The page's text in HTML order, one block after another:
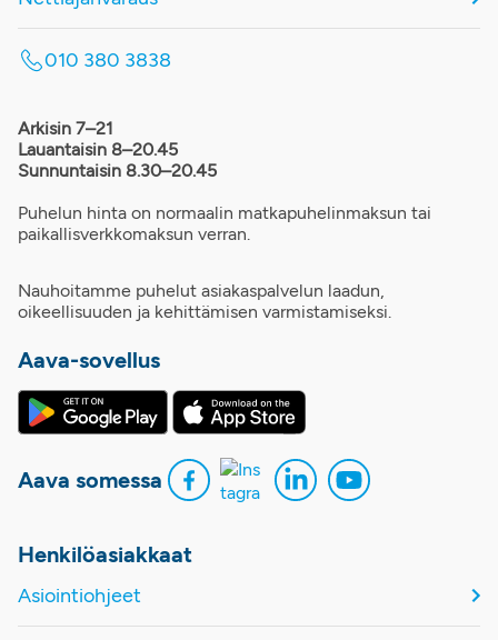
010 380 3838
Arkisin 7–21
Lauantaisin 8–20.45
Sunnuntaisin 8.30–20.45
Puhelun hinta on normaalin matkapuhelinmaksun tai
paikallisverkkomaksun verran.
Nauhoitamme puhelut asiakaspalvelun laadun,
oikeellisuuden ja kehittämisen varmistamiseksi.
Aava-sovellus
Aava somessa
Henkilöasiakkaat
Asiointiohjeet